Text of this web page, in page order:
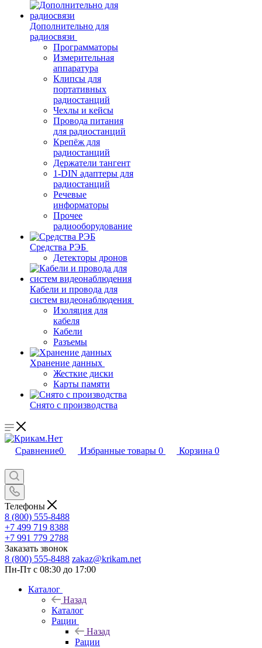
Дополнительно для
радиосвязи
Программаторы
Измерительная
аппаратура
Клипсы для
портативных
радиостанций
Чехлы и кейсы
Провода питания
для радиостанций
Крепёж для
радиостанций
Держатели тангент
1-DIN адаптеры для
радиостанций
Речевые
информаторы
Прочее
радиооборудование
Средства РЭБ
Детекторы дронов
Кабели и провода для
систем видеонаблюдения
Изоляция для
кабеля
Кабели
Разъемы
Хранение данных
Жесткие диски
Карты памяти
Снято с производства
Сравнение0 Избранные товары 0 Корзина 0
Телефоны
8 (800) 555-8488
+7 499 719 8388
+7 991 779 2788
Заказать звонок
8 (800) 555-8488 zakaz@krikam.net
Пн-Пт с 08:30 до 17:00
Каталог
Назад
Каталог
Рации
Назад
Рации